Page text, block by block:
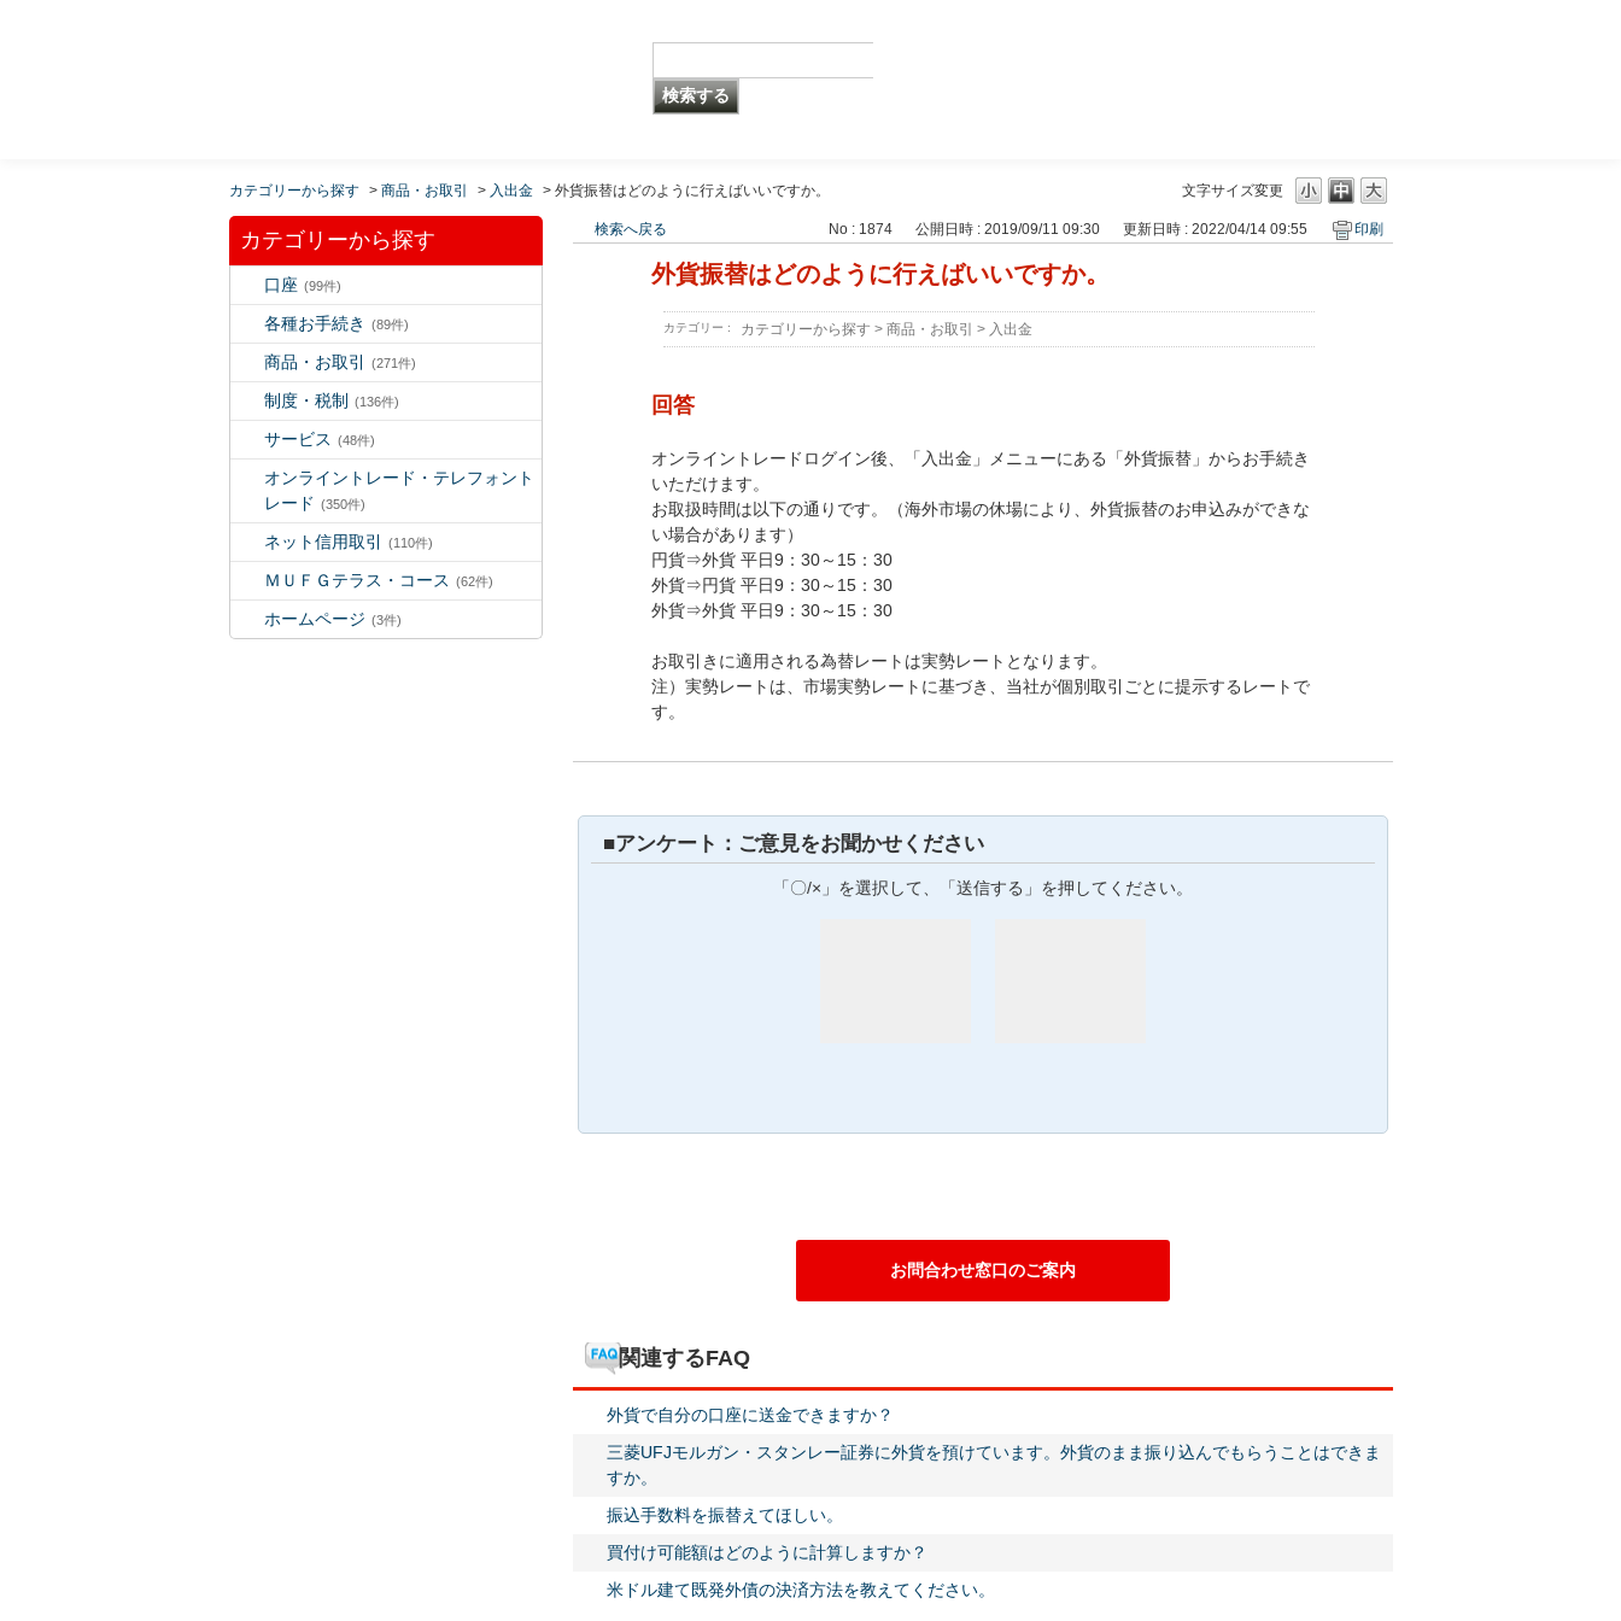
文字サイズ変更
カテゴリーから探す > 商品・お取引 > 入出金 > 外貨振替はどのように行えばいいですか。
カテゴリーから探す
口座 (99件)
各種お手続き (89件)
商品・お取引 (271件)
制度・税制 (136件)
サービス (48件)
オンライントレード・テレフォント
レード (350件)
ネット信用取引 (110件)
ＭＵＦＧテラス・コース (62件)
ホームページ (3件)
検索へ戻る No : 1874 公開日時 : 2019/09/11 09:30 更新日時 : 2022/04/14 09:55 印刷
外貨振替はどのように行えばいいですか。
カテゴリー : カテゴリーから探す > 商品・お取引 > 入出金
回答
オンライントレードログイン後、「入出金」メニューにある「外貨振替」からお手続き
いただけます。
お取扱時間は以下の通りです。（海外市場の休場により、外貨振替のお申込みができな
い場合があります）
円貨⇒外貨 平日9：30～15：30
外貨⇒円貨 平日9：30～15：30
外貨⇒外貨 平日9：30～15：30
お取引きに適用される為替レートは実勢レートとなります。
注）実勢レートは、市場実勢レートに基づき、当社が個別取引ごとに提示するレートで
す。
■アンケート：ご意見をお聞かせください
「〇/×」を選択して、「送信する」を押してください。
お問合わせ窓口のご案内
関連するFAQ
外貨で自分の口座に送金できますか？
三菱UFJモルガン・スタンレー証券に外貨を預けています。外貨のまま振り込んでもらうことはできま
すか。
振込手数料を振替えてほしい。
買付け可能額はどのように計算しますか？
米ドル建て既発外債の決済方法を教えてください。